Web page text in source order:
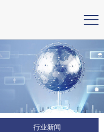
行业新闻